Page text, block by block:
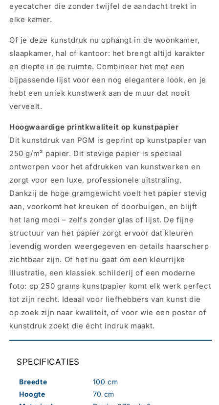
eyecatcher die zonder twijfel de aandacht trekt in
elke kamer.
Of je deze kunstdruk nu ophangt in de woonkamer,
slaapkamer, hal of kantoor: het brengt altijd karakter
en diepte in de ruimte. Combineer het met een
bijpassende lijst voor een nog elegantere look, en je
hebt een uniek kunstwerk aan de muur dat nooit
verveelt.
Hoogwaardige printkwaliteit op kunstpapier
Dit kunstdruk van PGM is geprint op kunstpapier van
250 g/m² papier. Dit stevige papier is speciaal
ontworpen voor het afdrukken van kunstwerken en
zorgt voor een luxe, professionele uitstraling.
Dankzij de hoge gramgewicht voelt het papier stevig
aan, voorkomt het kreuken of doorbuigen, en blijft
het lang mooi – zelfs zonder glas of lijst. De fijne
structuur van het papier zorgt ervoor dat kleuren
levendig worden weergegeven en details haarscherp
zichtbaar zijn. Of het nu gaat om een kleurrijke
illustratie, een klassiek schilderij of een moderne
foto: op 250 grams kunstpapier komt elk werk perfect
tot zijn recht. Ideaal voor liefhebbers van kunst die
op zoek zijn naar kwaliteit, of voor wie een poster of
kunstdruk zoekt die écht indruk maakt.
SPECIFICATIES
Breedte
100 cm
Hoogte
70 cm